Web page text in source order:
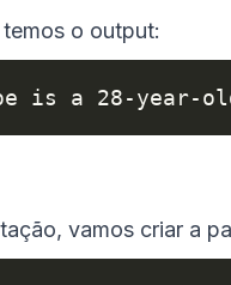
o output:
is a 28-
vamos criar a